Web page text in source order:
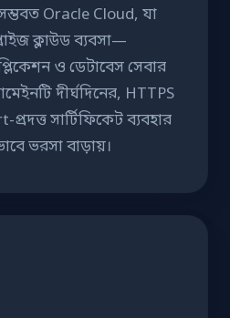
Oracle Cloud, যা
ক্লাউড ব্যবসা—
ও ডেটাবেস সেবার
দীর্ঘদিনের, HTTPS
সার্টিফিকেট ব্যবহার
ভরসা বাড়ায়।